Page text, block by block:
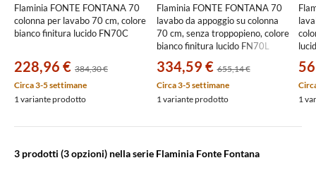
Flaminia FONTE FONTANA 70
colonna per lavabo 70 cm, colore
bianco finitura lucido FN70C
228,96 € 384,30 €
Circa 3-5 settimane
1 variante prodotto
Flaminia FONTE FONTANA 70
lavabo da appoggio su colonna
70 cm, senza troppopieno, colore
bianco finitura lucido FN70L
334,59 € 655,14 €
Circa 3-5 settimane
1 variante prodotto
1
3 prodotti (3 opzioni) nella serie Flaminia Fonte Fontana